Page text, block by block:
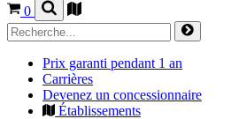
0
Prix garanti pendant 1 an
Carrières
Devenez un concessionnaire
Établissements